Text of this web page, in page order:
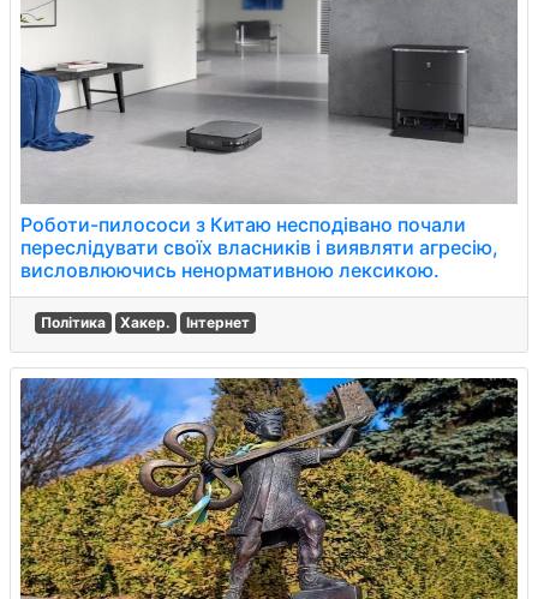
Роботи-пилососи з Китаю несподівано почали
переслідувати своїх власників і виявляти агресію,
висловлюючись ненормативною лексикою.
Політика Хакер. Інтернет